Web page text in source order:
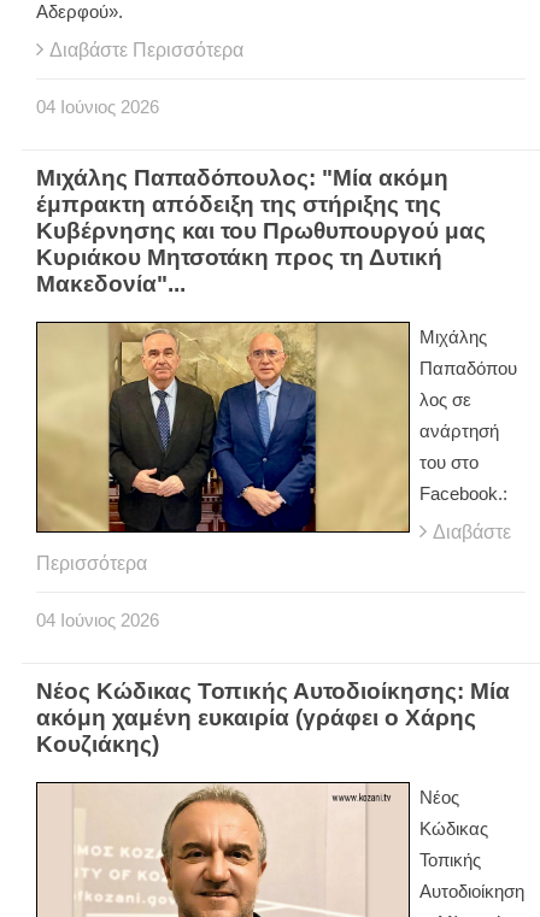
Αδερφού».
Διαβάστε Περισσότερα
04 Ιούνιος 2026
Μιχάλης Παπαδόπουλος: "Μία ακόμη
έμπρακτη απόδειξη της στήριξης της
Κυβέρνησης και του Πρωθυπουργού μας
Κυριάκου Μητσοτάκη προς τη Δυτική
Μακεδονία"...
Μιχάλης
Παπαδόπου
λος σε
ανάρτησή
του στο
Facebook.:
Διαβάστε
Περισσότερα
04 Ιούνιος 2026
Νέος Κώδικας Τοπικής Αυτοδιοίκησης: Μία
ακόμη χαμένη ευκαιρία (γράφει ο Χάρης
Κουζιάκης)
Νέος
Κώδικας
Τοπικής
Αυτοδιοίκηση